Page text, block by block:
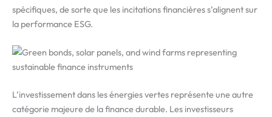
spécifiques, de sorte que les incitations financières s’alignent sur
la performance ESG.
L’investissement dans les énergies vertes représente une autre
catégorie majeure de la finance durable. Les investisseurs